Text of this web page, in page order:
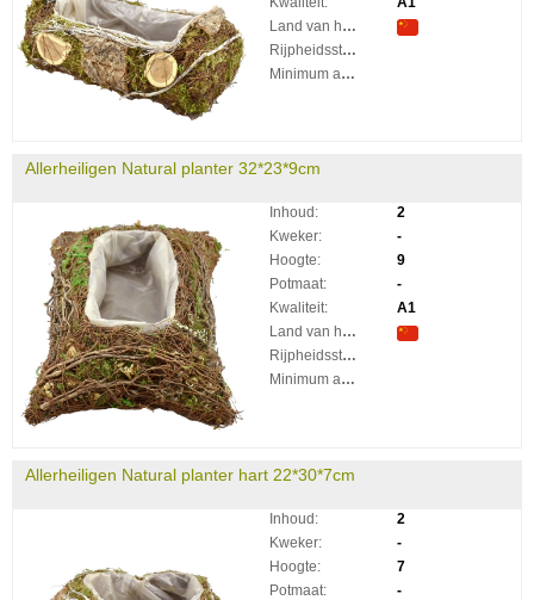
Land van herkomst:
Rijpheidsstadium:
Minimum aantal takken per plant:
Allerheiligen Natural planter 32*23*9cm
Inhoud:
2
Kweker:
-
Hoogte:
9
Potmaat:
-
Kwaliteit:
A1
Land van herkomst:
Rijpheidsstadium:
Minimum aantal takken per plant:
Allerheiligen Natural planter hart 22*30*7cm
Inhoud:
2
Kweker:
-
Hoogte:
7
Potmaat:
-